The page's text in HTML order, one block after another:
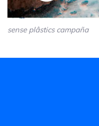
sense plâstics campaña